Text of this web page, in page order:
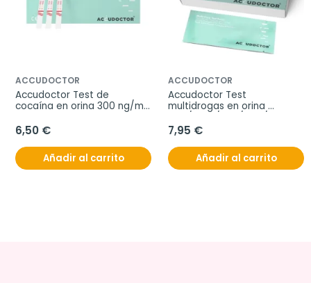
ACCUDOCTOR
Accudoctor Test de
cocaína en orina 300 ng/ml,
6,50 €
Añadir al carrito
ACCUDOCTOR
Accudoctor Test
multidrogas en orina
Caja 2 pruebas
7,95 €
Añadir al carrito